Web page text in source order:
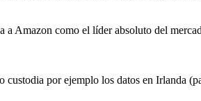
a Amazon como el líder absoluto del
custodia por ejemplo los datos en Irlanda